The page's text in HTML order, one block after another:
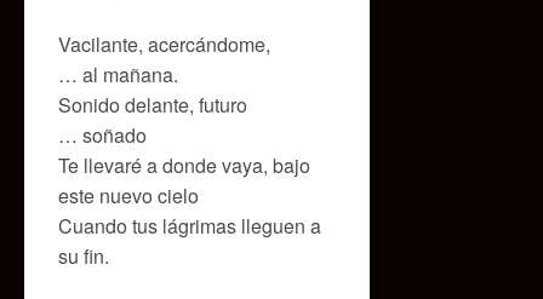
Vacilante, acercándome,
… al mañana.
Sonido delante, futuro
… soñado
Te llevaré a donde vaya, bajo
este nuevo cielo
Cuando tus lágrimas lleguen a
su fin.